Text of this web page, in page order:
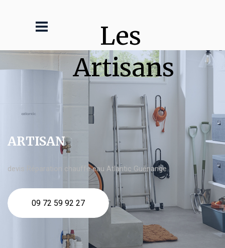
Les
Artisans
ARTISAN
devis Réparation chauffe eau Atlantic Guénange
09 72 59 92 27